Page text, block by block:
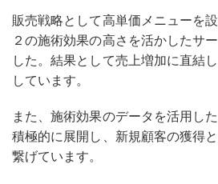
販売戦略として高単価メニューを
２の施術効果の高さを活かしたサ
した。結果として売上増加に直結
しています。
また、施術効果のデータを活用し
積極的に展開し、新規顧客の獲得
繋げています。